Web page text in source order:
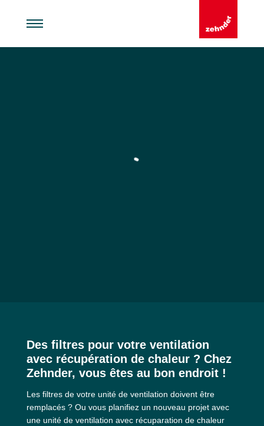
Des filtres pour votre ventilation
avec récupération de chaleur ? Chez
Zehnder, vous êtes au bon endroit !
Les filtres de votre unité de ventilation doivent être
remplacés ? Ou vous planifiez un nouveau projet avec
une unité de ventilation avec récuparation de chaleur